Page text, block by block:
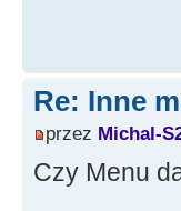
Re: Inne
przez Michal-
Czy Menu